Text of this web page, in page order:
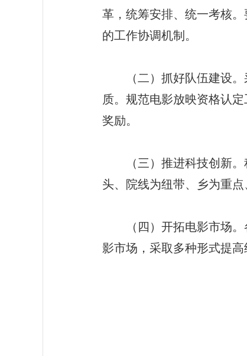
革，统筹安排、统一考核
的工作协调机制。
（二）抓好队伍建设。
质。规范电影放映资格认
奖励。
（三）推进科技创新。
头、院线为纽带、乡为重
（四）开拓电影市场。
影市场，采取多种形式提